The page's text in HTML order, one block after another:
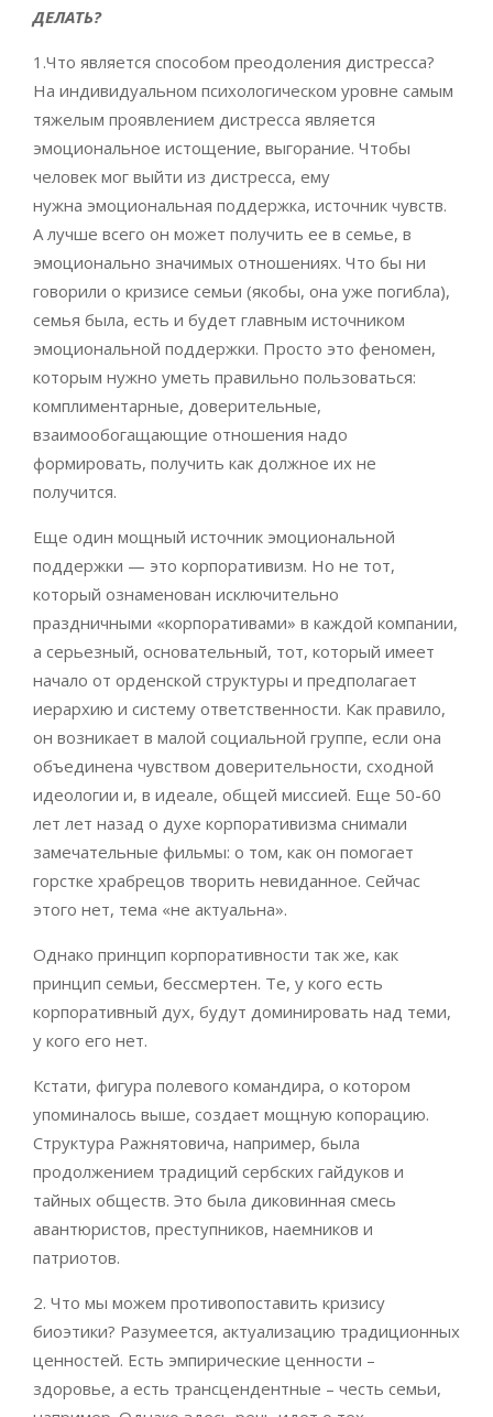
ДЕЛАТЬ?
1.Что является способом преодоления дистресса?
На индивидуальном психологическом уровне самым
тяжелым проявлением дистресса является
эмоциональное истощение, выгорание. Чтобы
человек мог выйти из дистресса, ему
нужна эмоциональная поддержка, источник чувств.
А лучше всего он может получить ее в семье, в
эмоционально значимых отношениях. Что бы ни
говорили о кризисе семьи (якобы, она уже погибла),
семья была, есть и будет главным источником
эмоциональной поддержки. Просто это феномен,
которым нужно уметь правильно пользоваться:
комплиментарные, доверительные,
взаимообогащающие отношения надо
формировать, получить как должное их не
получится.
Еще один мощный источник эмоциональной
поддержки — это корпоративизм. Но не тот,
который ознаменован исключительно
праздничными «корпоративами» в каждой компании,
а серьезный, основательный, тот, который имеет
начало от орденской структуры и предполагает
иерархию и систему ответственности. Как правило,
он возникает в малой социальной группе, если она
объединена чувством доверительности, сходной
идеологии и, в идеале, общей миссией. Еще 50-60
лет лет назад о духе корпоративизма снимали
замечательные фильмы: о том, как он помогает
горстке храбрецов творить невиданное. Сейчас
этого нет, тема «не актуальна».
Однако принцип корпоративности так же, как
принцип семьи, бессмертен. Те, у кого есть
корпоративный дух, будут доминировать над теми,
у кого его нет.
Кстати, фигура полевого командира, о котором
упоминалось выше, создает мощную копорацию.
Структура Ражнятовича, например, была
продолжением традиций сербских гайдуков и
тайных обществ. Это была диковинная смесь
авантюристов, преступников, наемников и
патриотов.
2. Что мы можем противопоставить кризису
биоэтики? Разумеется, актуализацию традиционных
ценностей. Есть эмпирические ценности –
здоровье, а есть трансцендентные – честь семьи,